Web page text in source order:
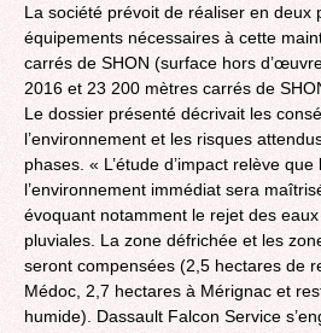
La société prévoit de réaliser en deux
équipements nécessaires à cette
carrés de SHON (surface hors
2016 et 23 200 mètres carrés de
Le dossier présenté décrivait les
l’environnement et les risques
phases. « L’étude d’impact relève
l’environnement immédiat sera
évoquant notamment le rejet des
pluviales. La zone défrichée et les
seront compensées (2,5 hectares de
Médoc, 2,7 hectares à Mérignac et
humide). Dassault Falcon Service